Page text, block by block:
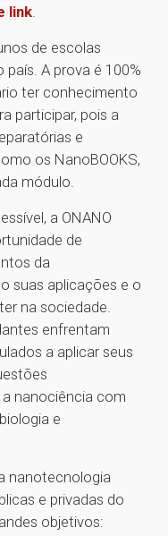
link.
de escolas
A prova é 100%
ter conhecimento
participar, pois a
e
os NanoBOOKS,
módulo.
a ONANO
de
da
suas aplicações e o
na sociedade.
enfrentam
a aplicar seus
nanociência com
e
nanotecnologia
e privadas do
objetivos: